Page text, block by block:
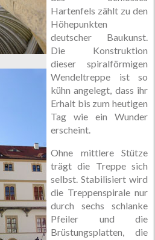
Hartenfels zählt zu den
Höhepunkten
deutscher Baukunst.
Die Konstruktion
dieser spiralförmigen
Wendeltreppe ist so
kühn angelegt, dass ihr
Erhalt bis zum heutigen
Tag wie ein Wunder
erscheint.
Ohne mittlere Stütze
trägt die Treppe sich
selbst. Stabilisiert wird
die Treppenspirale nur
durch sechs schlanke
Pfeiler und die
Brüstungsplatten, die